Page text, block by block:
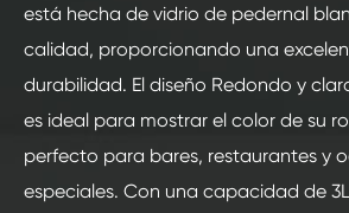
está hecha de vidrio de pedernal
calidad, proporcionando una
durabilidad. El diseño Redondo y
es ideal para mostrar el color de su
perfecto para bares, restaurantes y
especiales. Con una capacidad de